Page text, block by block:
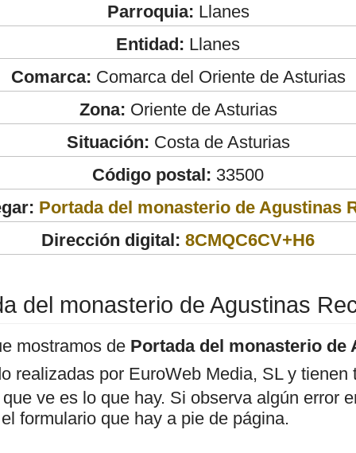
Parroquia: Llanes
Entidad: Llanes
Comarca: Comarca del Oriente de Asturias
Zona: Oriente de Asturias
Situación: Costa de Asturias
Código postal: 33500
Portada del monasterio de Agustinas
Dirección digital: 8CMQC6CV+H6
del monasterio de Agustinas
mostramos de Portada del monasterio de
realizadas por EuroWeb Media, SL y tienen
ve es lo que hay. Si observa algún error
formulario que hay a pie de página.